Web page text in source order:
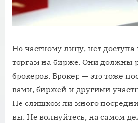
Но частному лицу, нет
торгам на бирже. Они должны
брокеров. Брокер — это тоже
вами, биржей и другими
Не слишком ли много
вы. Не волнуйтесь, на самом